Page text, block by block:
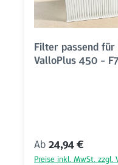
Filter passend für
ValloPlus 450 -
Regulärer Preis:
Ab 24,94 €
Preise inkl. MwSt. zzgl.